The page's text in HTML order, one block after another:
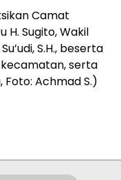
Camat
H. Sugito, Wakil
S.H., beserta
serta
Achmad S.)